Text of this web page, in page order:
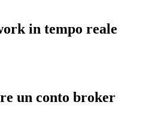
in tempo reale
un conto broker